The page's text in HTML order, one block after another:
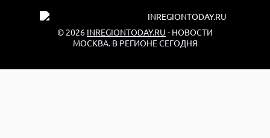
© 2026 INREGIONTODAY.RU - НОВОСТИ
МОСКВА. В РЕГИОНЕ СЕГОДНЯ